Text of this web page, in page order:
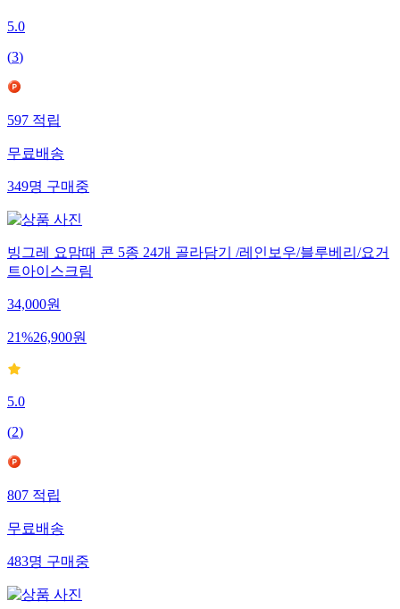
5.0
(3)
597적립
무료배송
349명구매중
빙그레 요맘때 콘 5종 24개 골라담기 /레인보우/블루베리/요거
트아이스크림
34,000원
21%26,900원
5.0
(2)
807적립
무료배송
483명구매중